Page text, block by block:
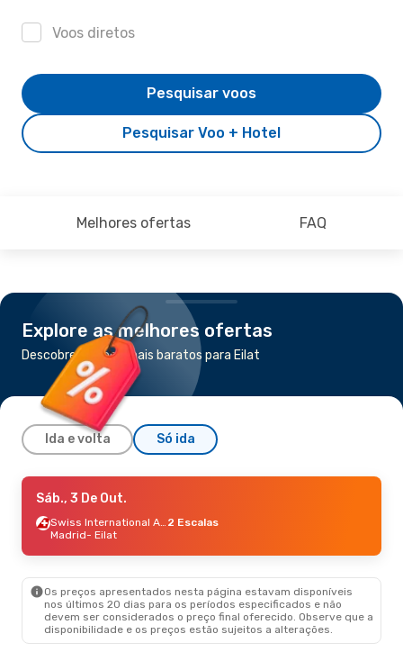
Voos diretos
Pesquisar Voo + Hotel
Pesquisar voos
Melhores ofertas FAQ
Explore as melhores ofertas
Descobre os voos mais baratos para Eilat
Ida e volta Só ida
Qui., 27 De Ago.
ArkiaDireto
Tel Aviv-Yafo
Eilat- Tel Aviv-Yafo
Sáb., 3 De Out.
Swiss International Air Lines 2 Escalas
Madrid- Eilat
Os preços apresentados nesta página estavam disponíveis
nos últimos 20 dias para os períodos especificados e não
devem ser considerados o preço final oferecido. Observe que a
disponibilidade e os preços estão sujeitos a alterações.